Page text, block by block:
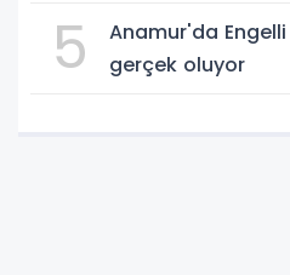
5
Anamur'da
gerçek oluyor